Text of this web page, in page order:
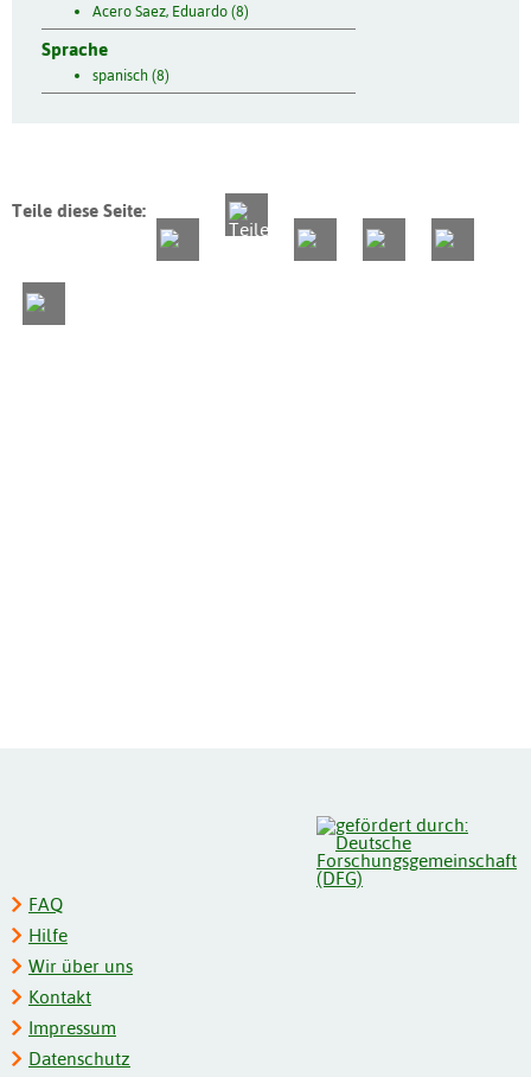
Acero Saez, Eduardo (8)
Sprache
spanisch (8)
Teile diese Seite:
FAQ
Hilfe
Wir über uns
Kontakt
Impressum
Datenschutz